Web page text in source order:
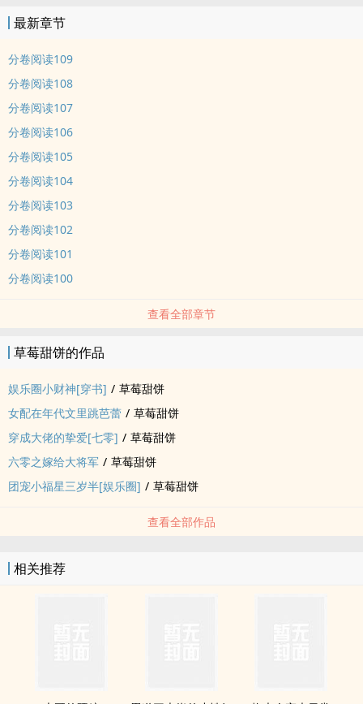
阅读指南：
1、六零娇软小姑娘x星际全能大将军，女主后期是歌唱家
3、本文年代架空，架得很空
内容标签： 穿越时空 甜文 现代架空 年代文
最新章节
分卷阅读109
分卷阅读108
分卷阅读107
分卷阅读106
分卷阅读105
分卷阅读104
分卷阅读103
分卷阅读102
分卷阅读101
分卷阅读100
查看全部章节
草莓甜饼的作品
娱乐圈小财神[穿书] / 草莓甜饼
女配在年代文里跳芭蕾 / 草莓甜饼
穿成大佬的挚爱[七零] / 草莓甜饼
六零之嫁给大将军 / 草莓甜饼
团宠小福星三岁半[娱乐圈] / 草莓甜饼
查看全部作品
相关推荐